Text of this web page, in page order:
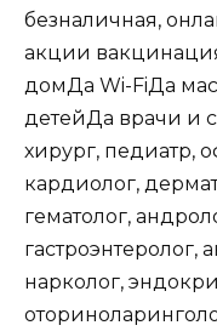
безналичная,
акции
домДа Wi-FiДа
детейДа врачи и
хирург, педиатр,
кардиолог,
гематолог,
гастроэнтеролог,
нарколог,